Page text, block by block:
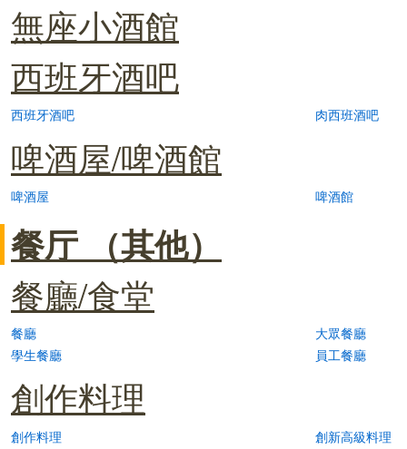
無座小酒館
西班牙酒吧
西班牙酒吧 肉西班酒吧
啤酒屋/啤酒館
啤酒屋 啤酒館
餐厅 （其他）
餐廳/食堂
餐廳
大眾餐廳
學生餐廳
員工餐廳
創作料理
創作料理 創新高級料理